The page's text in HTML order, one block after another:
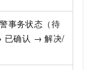
事务状态（待
已确认 → 解决/